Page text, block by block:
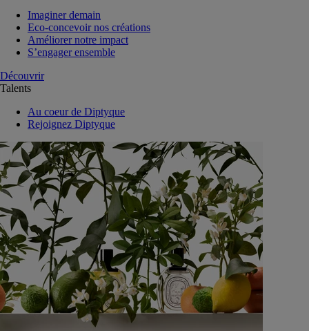
Imaginer demain
Eco-concevoir nos créations
Améliorer notre impact
S’engager ensemble
Découvrir
Talents
Au coeur de Diptyque
Rejoignez Diptyque